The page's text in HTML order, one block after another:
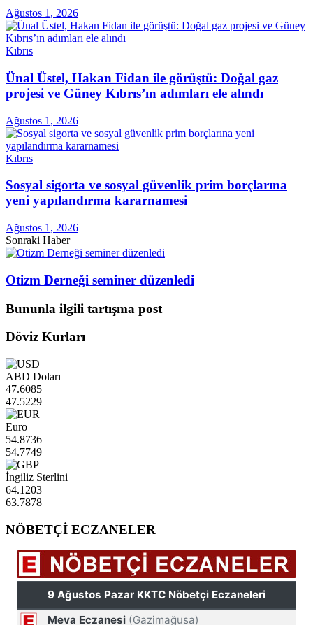
Ağustos 1, 2026
Kıbrıs
Ünal Üstel, Hakan Fidan ile görüştü: Doğal gaz
projesi ve Güney Kıbrıs’ın adımları ele alındı
Ağustos 1, 2026
Kıbrıs
Sosyal sigorta ve sosyal güvenlik prim borçlarına
yeni yapılandırma kararnamesi
Ağustos 1, 2026
Sonraki Haber
Otizm Derneği seminer düzenledi
Bununla ilgili tartışma post
Döviz Kurları
ABD Doları
47.6085
47.5229
Euro
54.8736
54.7749
İngiliz Sterlini
64.1203
63.7878
NÖBETÇİ ECZANELER